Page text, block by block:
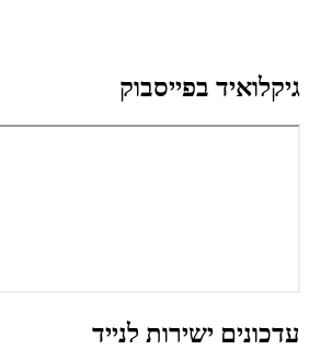
גיקלואיד בפייסבוק
עדכונים ישירות לנייד